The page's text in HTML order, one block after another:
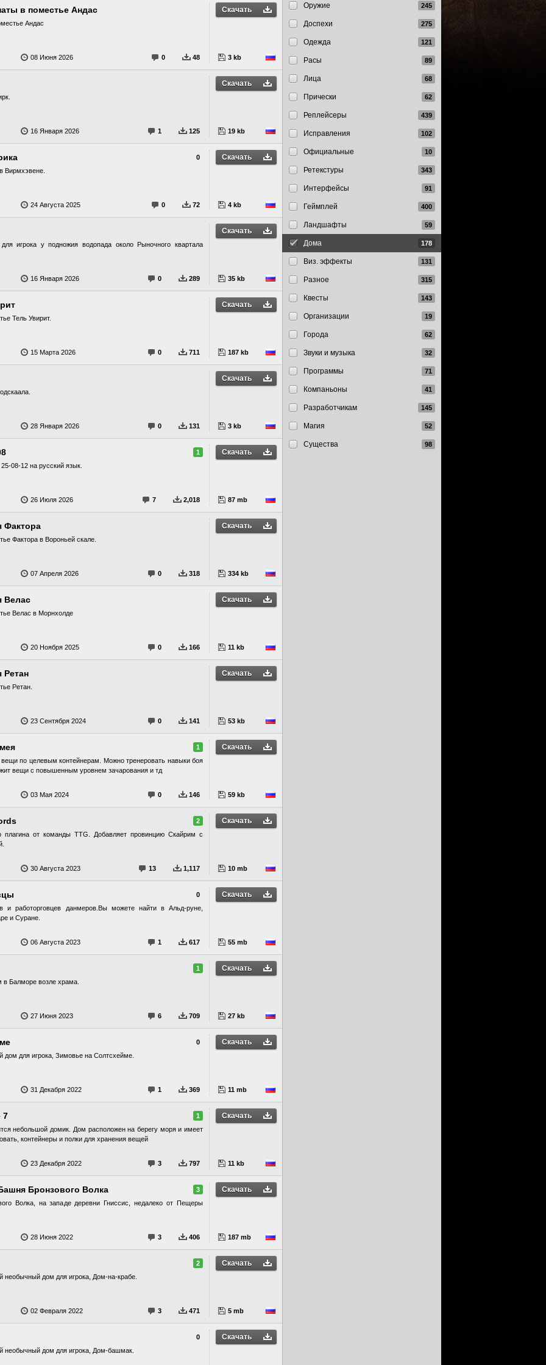
Оружие
Доспехи
Одежда
Расы
Лица
Прически
Реплейсеры
Исправления
Официальные
Ретекстуры
Интерфейсы
Геймплей
Ландшафты
Дома
Виз. эффекты
Разное
Квесты
Организации
Города
Звуки и музыка
Программы
Компаньоны
Разработчикам
Магия
Существа
Скачать
3 kb
в поместье Андас
Андас
48
0
08 Июня 2026
Скачать
19 kb
125
1
16 Января 2026
Скачать
4 kb
0
Вирмхэвене.
72
0
24 Августа 2025
Скачать
35 kb
игрока у подножия водопада около Рыночного квартала
289
0
16 Января 2026
Скачать
187 kb
Тель Увирит.
711
0
15 Марта 2026
Скачать
3 kb
131
0
28 Января 2026
Скачать
87 mb
1
08-12 на русский язык.
2,018
7
26 Июля 2026
Скачать
334 kb
Фактора
Фактора в Вороньей скале.
318
0
07 Апреля 2026
Скачать
11 kb
Велас
Велас в Морнхолде
166
0
20 Ноября 2025
Скачать
53 kb
Ретан
Ретан.
141
0
23 Сентября 2024
Скачать
59 kb
1
вещи по целевым контейнерам. Можно тренеровать навыки боя
вещи с повышенным уровнем зачарования и тд
146
0
03 Мая 2024
Скачать
10 mb
2
плагина от команды TTG. Добавляет провинцию Скайрим с
1,117
13
30 Августа 2023
Скачать
55 mb
0
и работорговцев данмеров.Вы можете найти в Альд-руне,
и Суране.
617
1
06 Августа 2023
Скачать
27 kb
1
в Балморе возле храма.
709
6
27 Июня 2023
Скачать
11 mb
0
дом для игрока, Зимовье на Солтсхейме.
369
1
31 Декабря 2022
Скачать
11 kb
1
7
небольшой домик. Дом расположен на берегу моря и имеет
контейнеры и полки для хранения вещей
797
3
23 Декабря 2022
Скачать
187 mb
3
Бронзового Волка
Волка, на западе деревни Гниссис, недалеко от Пещеры
406
3
28 Июня 2022
Скачать
5 mb
2
необычный дом для игрока, Дом-на-крабе.
471
3
02 Февраля 2022
Скачать
0
необычный дом для игрока, Дом-башмак.